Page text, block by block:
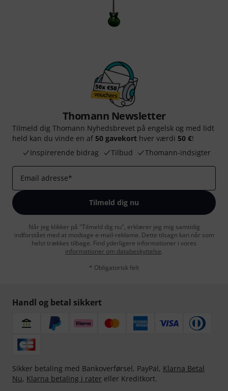
Thomann Newsletter
Tilmeld dig Thomann Nyhedsbrevet på engelsk og med lidt
held kan du vinde en af 50 gavekort hver værdi 50 €!
Inspirerende bidrag
Tilbud Thomann-indsigter
Email adresse*
Tilmeld dig nu
Når jeg klikker på "Tilmeld dig nu", erklærer jeg mig samtidig
indforstået med at modtage e-mail-reklame. Dette tilsagn kan når som
helst trækkes tilbage. Find yderligere informationer i vores
informationer om databeskyttelse.
* Obligatorisk felt
Handl og betal sikkert
Sikker betaling med Bankoverførsel, PayPal, Klarna Betal
Nu, Klarna betaling i rater eller Kreditkort.